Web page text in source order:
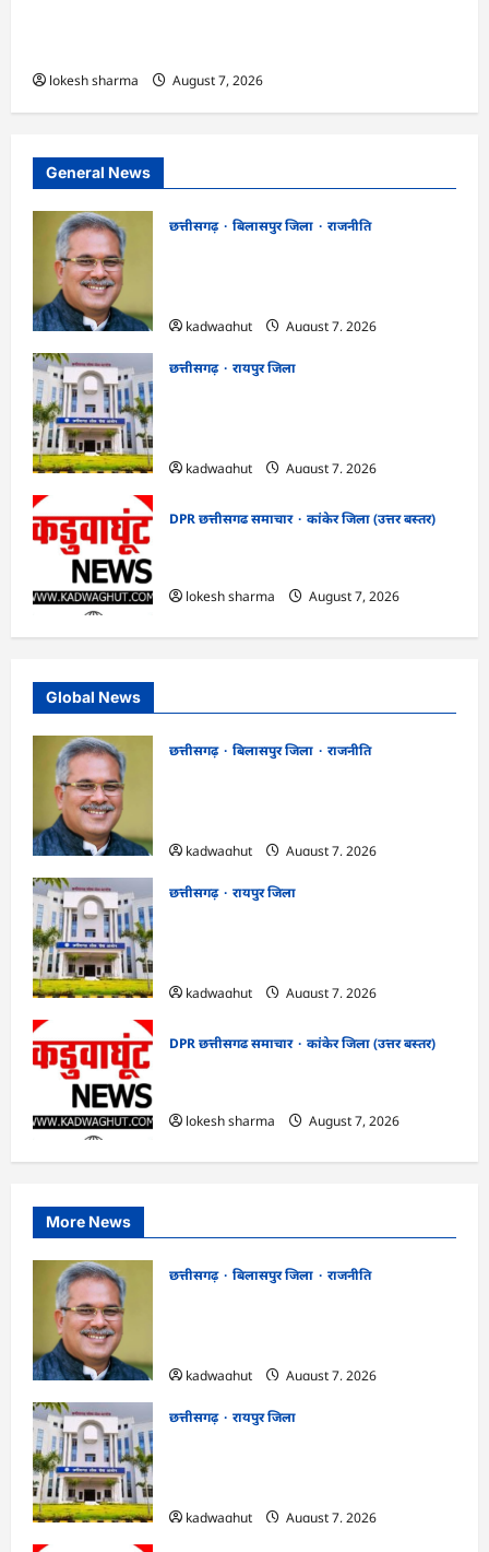
lokesh sharma August 7, 2026
General News
छत्तीसगढ़ बिलासपुर जिला
राजनीति
kadwaghut
August 7, 2026
छत्तीसगढ़
रायपुर जिला
kadwaghut
August 7, 2026
DPR छत्तीसगढ समाचार
कांकेर जिला (उत्तर बस्तर)
lokesh sharma
August 7, 2026
Global News
छत्तीसगढ़ बिलासपुर जिला
राजनीति
kadwaghut
August 7, 2026
छत्तीसगढ़
रायपुर जिला
kadwaghut
August 7, 2026
DPR छत्तीसगढ समाचार
कांकेर जिला (उत्तर बस्तर)
lokesh sharma
August 7, 2026
More News
छत्तीसगढ़ बिलासपुर जिला
राजनीति
kadwaghut
August 7, 2026
छत्तीसगढ़
रायपुर जिला
kadwaghut
August 7, 2026